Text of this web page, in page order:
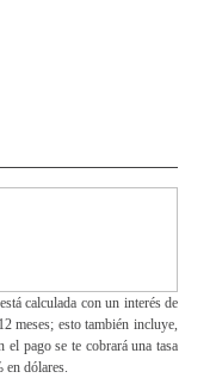
calculada con un interés de
meses; esto también incluye,
el pago se te cobrará una tasa
en dólares.